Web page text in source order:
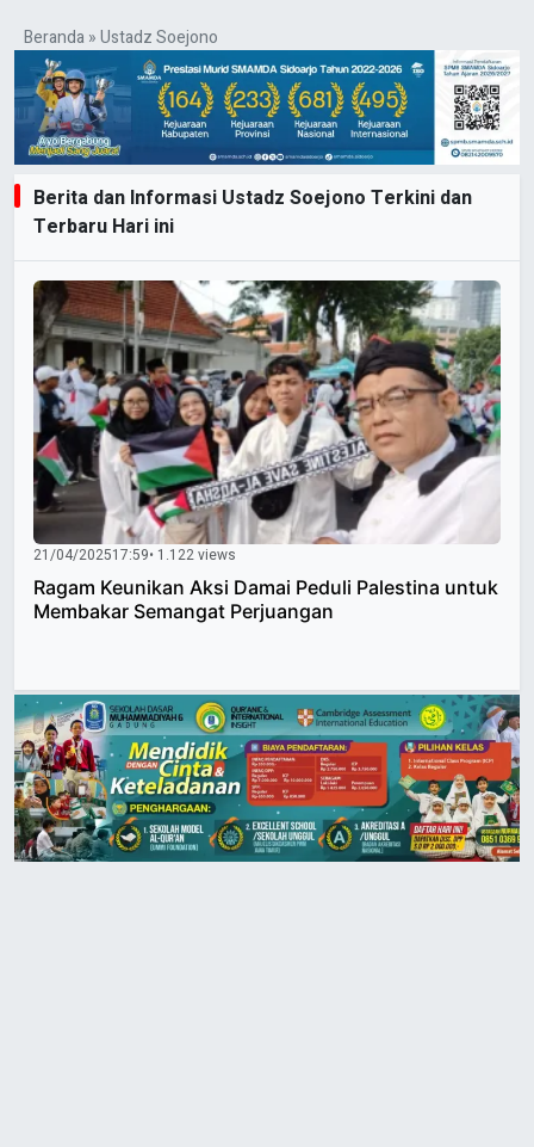
Beranda»Ustadz Soejono
Berita dan Informasi Ustadz Soejono Terkini dan
Terbaru Hari ini
21/04/202517:59• 1.122 views
Ragam Keunikan Aksi Damai Peduli Palestina untuk
Membakar Semangat Perjuangan